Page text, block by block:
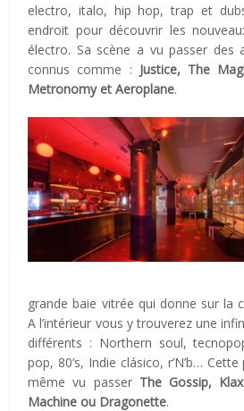
electro, italo, hip hop, trap et
endroit pour découvrir les
électro. Sa scène a vu passer des
connus comme : Justice, The
Metronomy et Aeroplane.
grande baie vitrée qui donne sur la
A l’intérieur vous y trouverez une
différents : Northern soul,
pop, 80’s, Indie clásico, r’N’b…
même vu passer The Gossip,
Machine ou Dragonette.